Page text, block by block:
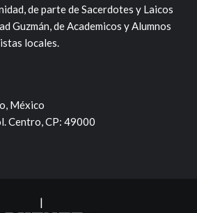
de parte de Sacerdotes y Laicos
Guzmán, de Academicos y Alumnos
locales.
México
Centro, CP: 49000
|